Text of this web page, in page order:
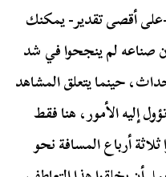
أقصى تقدير- يمكنك
صناعه لم ينجحوا في شد
حينما يتعلق المشاهد
إليه الأمور، هنا فقط
أرباع المسافة نحو